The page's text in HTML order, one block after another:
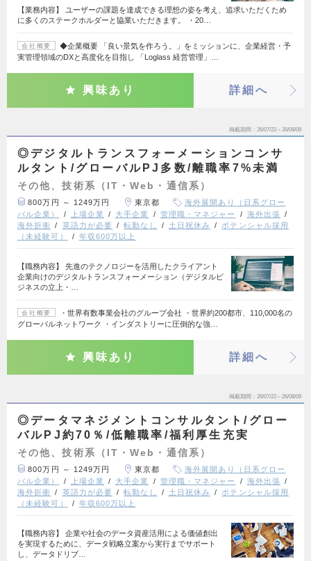
【業務内容】 ユーザーの課題を達成できる理想の姿を考え、追求いただくため
に多くのステークホルダーと協業いただきます。 ・20…
会社概要
◆企業概要 「良い景気を作ろう。」をミッションに、企業経営・予
実管理領域のDXと高度化を目指し 「Loglass 経営管理」…
興味あり 詳細へ
掲載期間 26/07/22～26/08/09
◎デジタルトランスフォーメーションコンサ
ルタント/グローバルPJ多数/離職率7%未満
その他、技術系（IT・Web・通信系）
800万円 ～ 1249万円 東京都
海外展開あり（日系グロー
バル企業）
上場企業 大手企業 管理職・マネジャー
海外出張
海外折衝
英語力が必要 転勤なし 土日祝休み
ポテンシャル採用
（未経験可）
年収600万以上
【職務内容】 先進のテクノロジーを活用したクライアント
企業向けのデジタルトランスフォーメーション（デジタルビ
ジネスの立上・…
会社概要
・世界有数事業会社のグループ会社 ・世界約200都市、110,000名の
グローバルネットワーク ・インダストリーに圧倒的な強…
興味あり 詳細へ
掲載期間 26/07/22～26/08/09
◎データマネジメントコンサルタント/グロー
バルPJ約70％/低離職率/福利厚生充実
その他、技術系（IT・Web・通信系）
800万円 ～ 1249万円 東京都
海外展開あり（日系グロー
バル企業）
上場企業 大手企業 管理職・マネジャー
海外出張
海外折衝
英語力が必要 転勤なし 土日祝休み
ポテンシャル採用
（未経験可）
年収600万以上
【職務内容】 企業や社会のデータ資産活用による価値創出
を実現するために、データ戦略立案から実行までサポート
し、データドリブ…